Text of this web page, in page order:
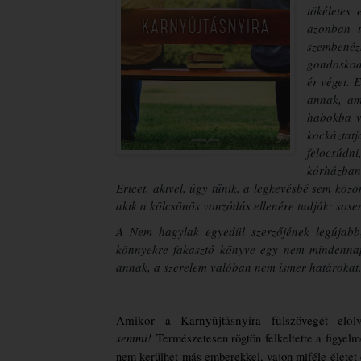
tökéletes
azonban
ér véget.
annak,
habokba
Ericet, akivel, úgy tűnik, a legkevésbé sem
akik a kölcsönös vonzódás ellenére tudják:
A Nem hagylak egyedül szerzőjének
könnyekre fakasztó könyve egy nem
annak, a szerelem valóban nem ismer határokat.
Amikor a Karnyújtásnyira fülszövegét
semmi! Természetesen rögtön felkeltette a
nem kerülhet más emberekkel, vajon miféle